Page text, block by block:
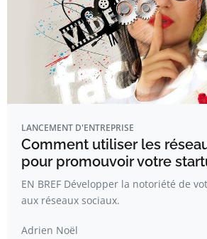
LANCEMENT D'ENTREPRISE
Comment utiliser les
pour promouvoir votre
EN BREF Développer la notoriété de
aux réseaux sociaux.
Adrien Noël